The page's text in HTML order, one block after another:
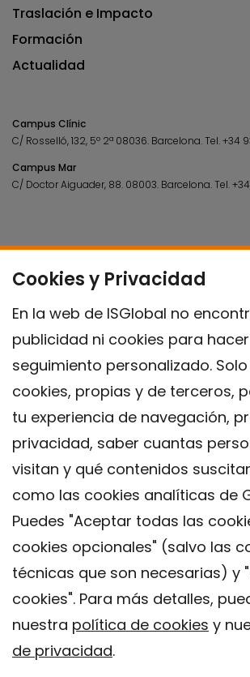
Cookies y Privacidad
En la web de ISGlobal no
publicidad ni cookies para
seguimiento personalizado.
cookies, propias y de terceros,
tu experiencia de navegación,
privacidad, saber cuantas
visitan y qué contenidos
como las cookies analíticas de
Puedes "Aceptar todas las
cookies opcionales" (salvo las
técnicas que son necesarias) y
cookies". Para más detalles,
nuestra política de cookies y
de privacidad.
Traslación e Impacto
Formación
Actualidad
Campus Clínic
C/ Rosselló, 132, 5º 2ª 08036. Barcelona.Tel.+34
Campus Mar
C/ Doctor Aiguader, 88. 08003. Barcelona.Tel.
Contacto
Política de privacidad
Política de Cookies